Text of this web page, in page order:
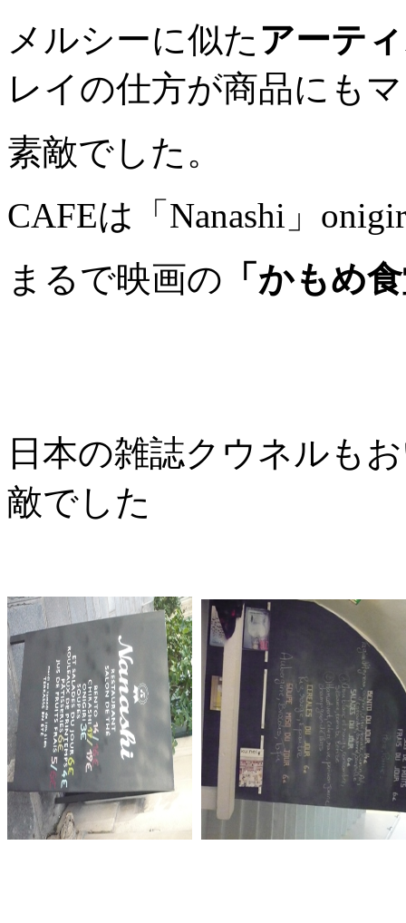
メルシーに似た アーテ
レイの仕方が商品にも
素敵でした。
CAFEは「Nanashi」
まるで映画の 「かもめ
日本の雑誌クウネルも
敵でした